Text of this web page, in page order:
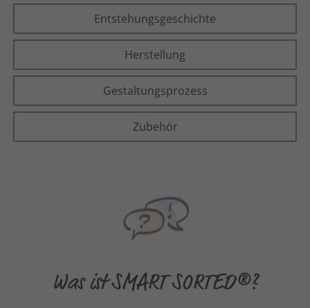
Entstehungsgeschichte
Herstellung
Gestaltungsprozess
Zubehör
Was ist SMART SORTED®?